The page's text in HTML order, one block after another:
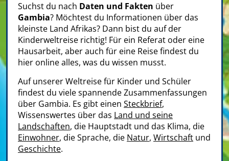
Suchst du nach Daten und Fakten über
Gambia? Möchtest du Informationen über das
kleinste Land Afrikas? Dann bist du auf der
Kinderweltreise richtig! Für ein Referat oder eine
Hausarbeit, aber auch für eine Reise findest du
hier online alles, was du wissen musst.
Auf unserer Weltreise für Kinder und Schüler
findest du viele spannende Zusammenfassungen
über Gambia. Es gibt einen Steckbrief,
Wissenswertes über das Land und seine
Landschaften, die Hauptstadt und das Klima, die
Einwohner, die Sprache, die Natur, Wirtschaft und
Geschichte.